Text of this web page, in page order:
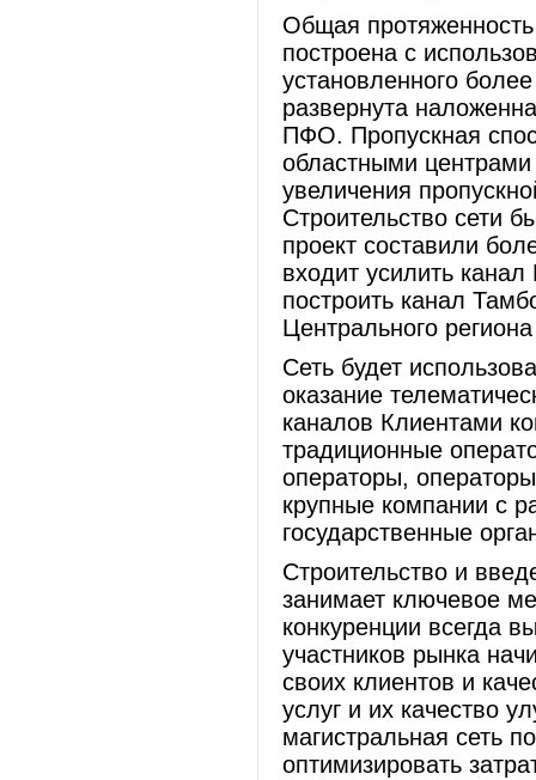
Общая
построена с
установленного
развернута
ПФО. Пропускная
областными
увеличения
Строительство сети
проект составили
входит усилить
построить канал
Центрального
Сеть будет
оказание
каналов Клиентами
традиционные
операторы,
крупные компании с
государственные
Строительство и
занимает ключевое
конкуренции всегда
участников рынка
своих клиентов и
услуг и их качество
магистральная сеть
оптимизировать